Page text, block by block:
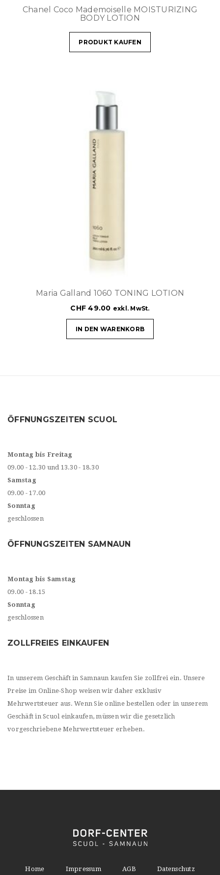
Chanel Coco Mademoiselle MOISTURIZING
BODY LOTION
PRODUKT KAUFEN
Maria Galland 1060 TONING LOTION
CHF 49.00 exkl. MwSt.
IN DEN WARENKORB
ÖFFNUNGSZEITEN SCUOL
Montag bis Freitag
09.00 - 12.30 und 13.30 - 18.30
Samstag
09.00 - 17.00
Sonntag
geschlossen
ÖFFNUNGSZEITEN SAMNAUN
Montag bis Samstag
09.00 - 18.15
Sonntag
geschlossen
ZOLLFREIES EINKAUFEN
In unserem Geschäft in Samnaun kaufen Sie zollfrei ein. Unsere
Preise im Online-Shop weisen wir daher exklusiv
Mehrwertsteuer aus. Wenn Sie online bestellen oder in unserem
Geschäft in Scuol einkaufen, müssen wir die gesetzlich
vorgeschriebene Mehrwertsteuer erheben.
Home Impressum AGB Datenschutz